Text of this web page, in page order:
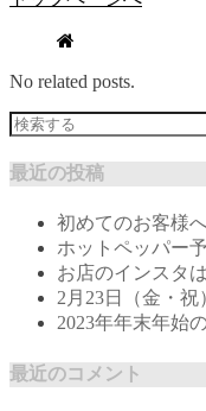
No related posts.
最近の投稿
初めてのお客様
ホットペッパー
お店のインスタ
2月23日（金・祝
2023年年末年始
最近のコメント